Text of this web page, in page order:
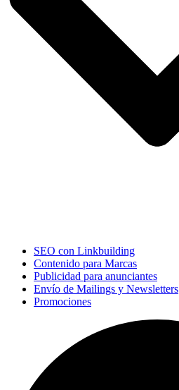
SEO con Linkbuilding
Contenido para Marcas
Publicidad para anunciantes
Envío de Mailings y Newsletters
Promociones